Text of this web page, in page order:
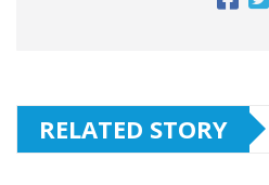
RELATED STORY